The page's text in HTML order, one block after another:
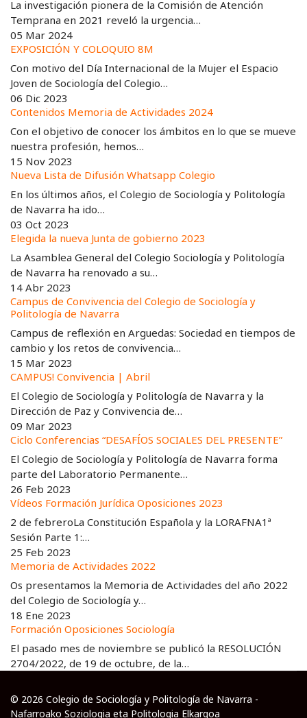
La investigación pionera de la Comisión de Atención
Temprana en 2021 reveló la urgencia…
05 Mar 2024
EXPOSICIÓN Y COLOQUIO 8M
Con motivo del Día Internacional de la Mujer el Espacio
Joven de Sociología del Colegio…
06 Dic 2023
Contenidos Memoria de Actividades 2024
Con el objetivo de conocer los ámbitos en lo que se mueve
nuestra profesión, hemos…
15 Nov 2023
Nueva Lista de Difusión Whatsapp Colegio
En los últimos años, el Colegio de Sociología y Politología
de Navarra ha ido…
03 Oct 2023
Elegida la nueva Junta de gobierno 2023
La Asamblea General del Colegio Sociología y Politología
de Navarra ha renovado a su…
14 Abr 2023
Campus de Convivencia del Colegio de Sociología y
Politología de Navarra
Campus de reflexión en Arguedas: Sociedad en tiempos de
cambio y los retos de convivencia…
15 Mar 2023
CAMPUS! Convivencia | Abril
El Colegio de Sociología y Politología de Navarra y la
Dirección de Paz y Convivencia de…
09 Mar 2023
Ciclo Conferencias “DESAFÍOS SOCIALES DEL PRESENTE”
El Colegio de Sociología y Politología de Navarra forma
parte del Laboratorio Permanente…
26 Feb 2023
Vídeos Formación Jurídica Oposiciones 2023
2 de febreroLa Constitución Española y la LORAFNA1ª
Sesión Parte 1:…
25 Feb 2023
Memoria de Actividades 2022
Os presentamos la Memoria de Actividades del año 2022
del Colegio de Sociología y…
18 Ene 2023
Formación Oposiciones Sociología
El pasado mes de noviembre se publicó la RESOLUCIÓN
2704/2022, de 19 de octubre, de la…
© 2026 Colegio de Sociología y Politología de Navarra -
Nafarroako Soziologia eta Politologia Elkargoa